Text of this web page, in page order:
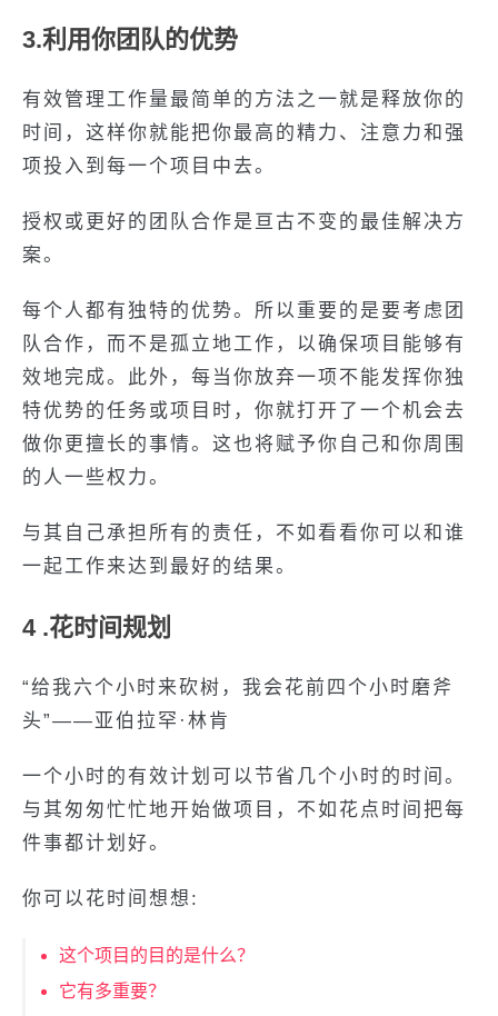
3.利用你团队的优势
有效管理工作量最简单的方法之一就是释放你的
时间，这样你就能把你最高的精力、注意力和强
项投入到每一个项目中去。
授权或更好的团队合作是亘古不变的最佳解决方
案。
每个人都有独特的优势。所以重要的是要考虑团
队合作，而不是孤立地工作，以确保项目能够有
效地完成。此外，每当你放弃一项不能发挥你独
特优势的任务或项目时，你就打开了一个机会去
做你更擅长的事情。这也将赋予你自己和你周围
的人一些权力。
与其自己承担所有的责任，不如看看你可以和谁
一起工作来达到最好的结果。
4 .花时间规划
“给我六个小时来砍树，我会花前四个小时磨斧
头”——亚伯拉罕·林肯
一个小时的有效计划可以节省几个小时的时间。
与其匆匆忙忙地开始做项目，不如花点时间把每
件事都计划好。
你可以花时间想想:
这个项目的目的是什么？
它有多重要？